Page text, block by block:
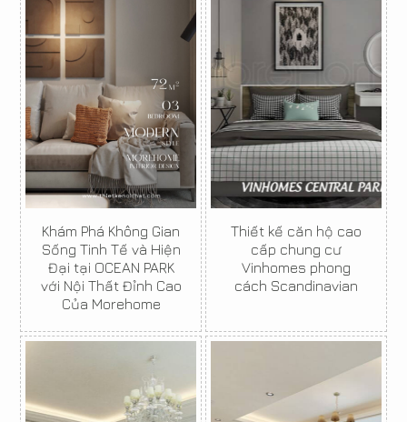
Khám Phá Không Gian
Sống Tinh Tế và Hiện
Đại tại OCEAN PARK
với Nội Thất Đỉnh Cao
Của Morehome
Thiết kế căn hộ cao
cấp chung cư
Vinhomes phong
cách Scandinavian